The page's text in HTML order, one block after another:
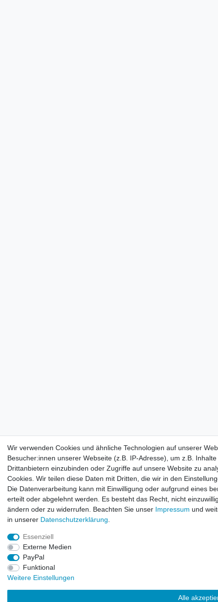
Wir verwenden Cookies und ähnliche Technologien auf unserer
Besucher:innen unserer Webseite (z.B. IP-Adresse), um z.B.
Drittanbietern einzubinden oder Zugriffe auf unsere Website zu
Cookies. Wir teilen diese Daten mit Dritten, die wir in den
Die Datenverarbeitung kann mit Einwilligung oder aufgrund eines
erteilt oder abgelehnt werden. Es besteht das Recht, nicht
ändern oder zu widerrufen. Beachten Sie unser Impressum und
in unserer Daten­schutz­erklärung
Essenziell
Externe Medien
PayPal
Funktional
Weitere Einstellungen
Alle